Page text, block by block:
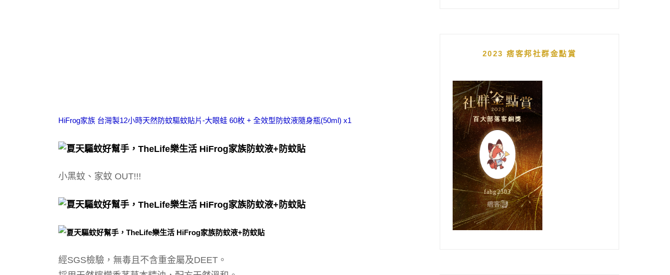
HiFrog家族 台灣製12小時天然防蚊驅蚊貼片-大眼蛙 60枚 + 全效型防蚊液隨身瓶(50ml) x1
小黑蚊、家蚊 OUT!!!
經SGS檢驗，無毒且不含重金屬及DEET。
2023 痞客邦社群金點賞